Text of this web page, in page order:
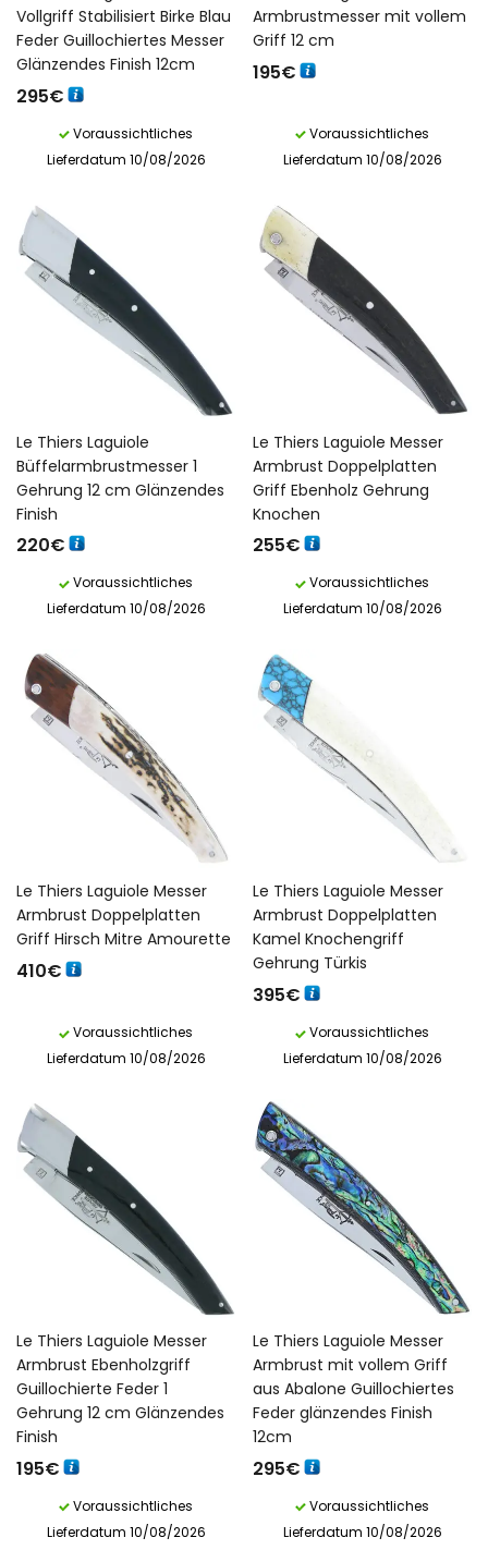
Vollgriff Stabilisiert Birke Blau
Feder Guillochiertes Messer
Glänzendes Finish 12cm
295€
Voraussichtliches
Lieferdatum 10/08/2026
Armbrustmesser mit vollem
Griff 12 cm
195€
Voraussichtliches
Lieferdatum 10/08/2026
Le Thiers Laguiole
Büffelarmbrustmesser 1
Gehrung 12 cm Glänzendes
Finish
220€
Voraussichtliches
Lieferdatum 10/08/2026
Le Thiers Laguiole Messer
Armbrust Doppelplatten
Griff Ebenholz Gehrung
Knochen
255€
Voraussichtliches
Lieferdatum 10/08/2026
Le Thiers Laguiole Messer
Armbrust Doppelplatten
Griff Hirsch Mitre Amourette
410€
Voraussichtliches
Lieferdatum 10/08/2026
Le Thiers Laguiole Messer
Armbrust Doppelplatten
Kamel Knochengriff
Gehrung Türkis
395€
Voraussichtliches
Lieferdatum 10/08/2026
Le Thiers Laguiole Messer
Armbrust Ebenholzgriff
Guillochierte Feder 1
Gehrung 12 cm Glänzendes
Finish
195€
Voraussichtliches
Lieferdatum 10/08/2026
Le Thiers Laguiole Messer
Armbrust mit vollem Griff
aus Abalone Guillochiertes
Feder glänzendes Finish
12cm
295€
Voraussichtliches
Lieferdatum 10/08/2026